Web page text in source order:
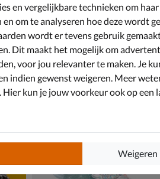
Shoesme
Hoge sneakers - multi
vanaf € 79,99
v.a.79,99
en vergelijkbare technieken om
om te analyseren hoe deze wordt
wordt er tevens gebruik
Dit maakt het mogelijk om
voor jou relevanter te maken. Je
indien gewenst weigeren. Meer
. Hier kun je jouw voorkeur ook op een
Weigeren